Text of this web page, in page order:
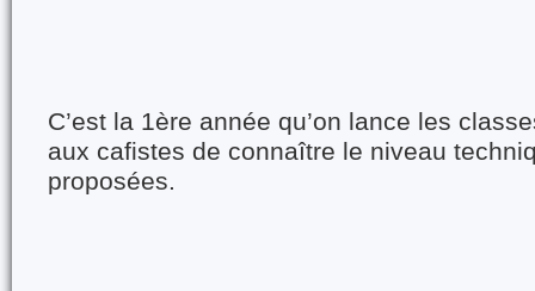
C’est la 1ère année qu’on lance les
aux cafistes de connaître le niveau
proposées.